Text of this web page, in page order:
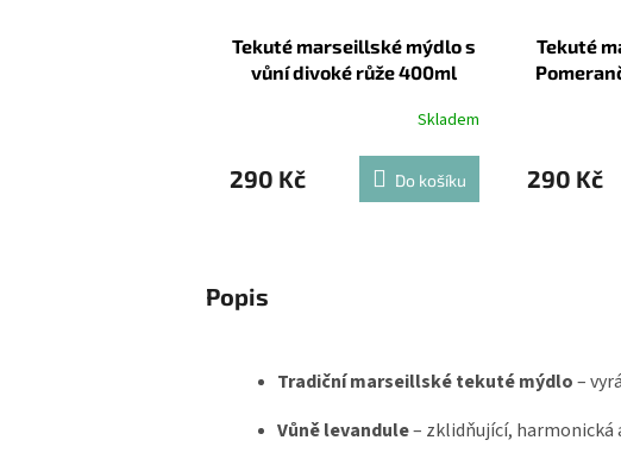
Tekuté marseillské mýdlo s
vůní divoké růže 400ml
Skladem
290 Kč Do košíku
Tekuté
290 Kč
Popis
Tradiční marseillské tekuté mýdlo–
Vůně levandule– zklidňující, harmonická